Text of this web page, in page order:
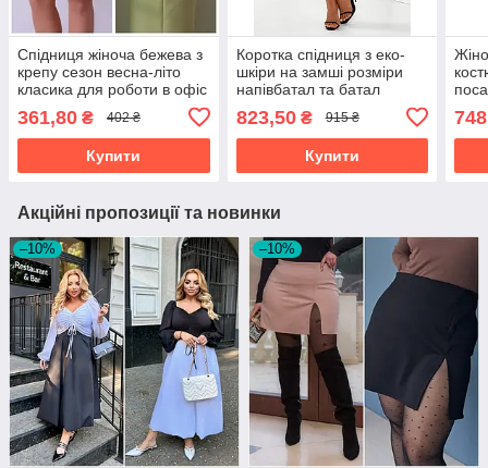
Спідниця жіноча бежева з
крепу сезон весна-літо
класика для роботи в офіс
361,80 ₴ 402 ₴
Купити
Коротка спідниця з еко-
шкіри на замші розміри
напівбатал та батал
823,50₴ 915 ₴
Купити
Акційні пропозиції та новинки
–10% –10%